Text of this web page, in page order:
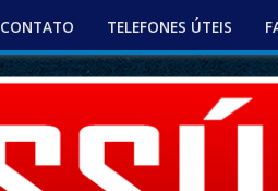
CONTATO TELEFONES ÚTEIS